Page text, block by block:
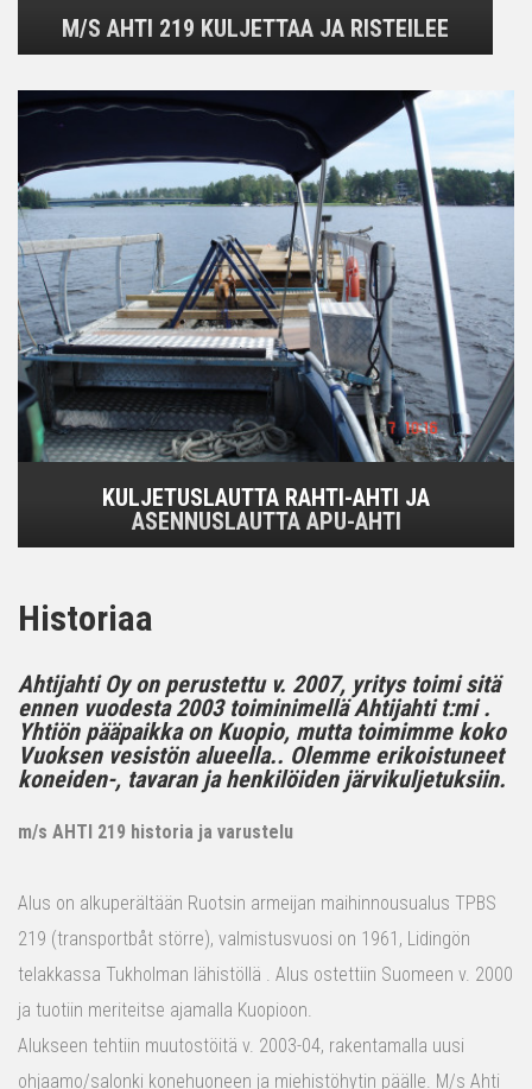
M/S AHTI 219 KULJETTAA JA RISTEILEE
KULJETUSLAUTTA RAHTI-AHTI JA
ASENNUSLAUTTA APU-AHTI
Historiaa
Ahtijahti Oy on perustettu v. 2007, yritys toimi sitä
ennen vuodesta 2003 toiminimellä Ahtijahti t:mi .
Yhtiön pääpaikka on Kuopio, mutta toimimme koko
Vuoksen vesistön alueella.. Olemme erikoistuneet
koneiden-, tavaran ja henkilöiden järvikuljetuksiin.
m/s AHTI 219 historia ja varustelu
Alus on alkuperältään Ruotsin armeijan maihinnousualus TPBS
219 (transportbåt större), valmistusvuosi on 1961, Lidingön
telakkassa Tukholman lähistöllä . Alus ostettiin Suomeen v. 2000
ja tuotiin meriteitse ajamalla Kuopioon.
Alukseen tehtiin muutostöitä v. 2003-04, rakentamalla uusi
ohjaamo/salonki konehuoneen ja miehistöhytin päälle. M/s Ahti